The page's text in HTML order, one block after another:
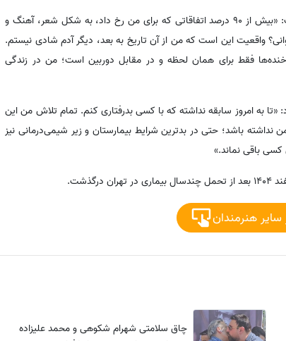
هیراد در ادامه با اشاره به بازتاب حس و حالش در آثارش بیان داشت: «بیش از 90 درصد اتفاقاتی که برای من رخ داد، به شکل شعر، آهنگ و
واقعیت این است که من از آن تاریخ به بعد، دیگر آدم شادی نیستم.
خنده‌ها فقط برای همان لحظه و در مقابل دوربین است؛ من در زندگی
«تا به امروز سابقه نداشته که با کسی بدرفتاری کنم. تمام تلاش من این
باشد؛ حتی در بدترین شرایط بیمارستان و زیر شیمی‌درمانی نیز
باقی نماند.»
هنرمندان
چاق سلامتی شهرام شکوهی و محمد علیزاده